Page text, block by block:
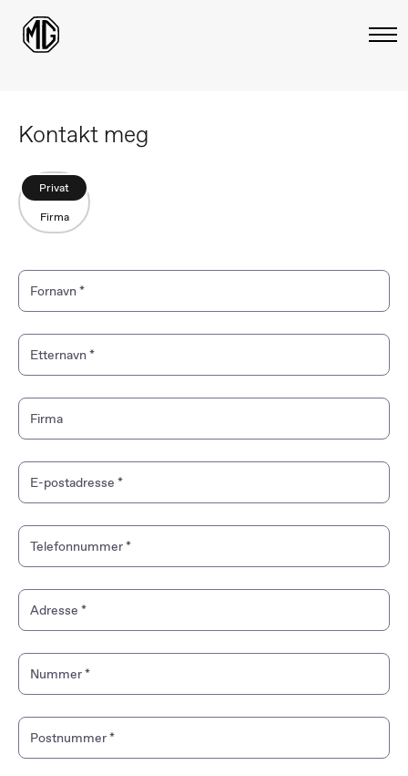
Kontakt meg
Privat
Firma
Fornavn*
Etternavn*
Firma
E-postadresse *
Telefonnummer*
Adresse *
Nummer*
Postnummer*